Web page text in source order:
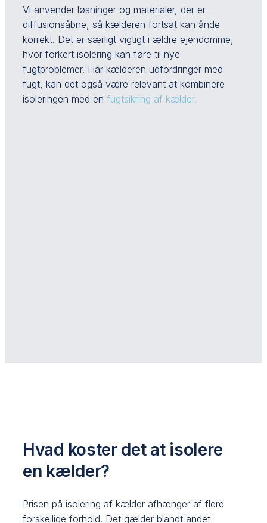
Vi anvender løsninger og materialer, der er
diffusionsåbne, så kælderen fortsat kan ånde
korrekt. Det er særligt vigtigt i ældre ejendomme,
hvor forkert isolering kan føre til nye
fugtproblemer. Har kælderen udfordringer med
fugt, kan det også være relevant at kombinere
isoleringen med en fugtsikring af kælder.
Hvad koster det at isolere
en kælder?
Prisen på isolering af kælder afhænger af flere
forskellige forhold. Det gælder blandt andet